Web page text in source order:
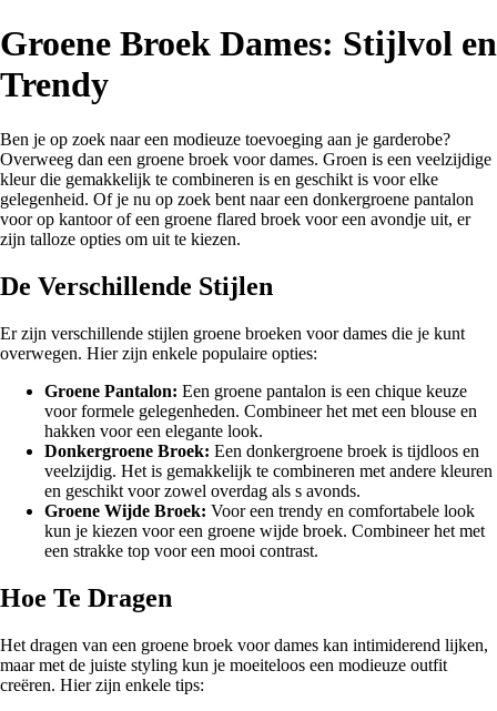
Groene Broek Dames: Stijlvol en
Trendy
Ben je op zoek naar een modieuze toevoeging aan je garderobe?
Overweeg dan een groene broek voor dames. Groen is een veelzijdige
kleur die gemakkelijk te combineren is en geschikt is voor elke
gelegenheid. Of je nu op zoek bent naar een donkergroene pantalon
voor op kantoor of een groene flared broek voor een avondje uit, er
zijn talloze opties om uit te kiezen.
De Verschillende Stijlen
Er zijn verschillende stijlen groene broeken voor dames die je kunt
overwegen. Hier zijn enkele populaire opties:
Groene Pantalon: Een groene pantalon is een chique keuze
voor formele gelegenheden. Combineer het met een blouse en
hakken voor een elegante look.
Donkergroene Broek: Een donkergroene broek is tijdloos en
veelzijdig. Het is gemakkelijk te combineren met andere kleuren
en geschikt voor zowel overdag als s avonds.
Groene Wijde Broek: Voor een trendy en comfortabele look
kun je kiezen voor een groene wijde broek. Combineer het met
een strakke top voor een mooi contrast.
Hoe Te Dragen
Het dragen van een groene broek voor dames kan intimiderend lijken,
maar met de juiste styling kun je moeiteloos een modieuze outfit
creëren. Hier zijn enkele tips: